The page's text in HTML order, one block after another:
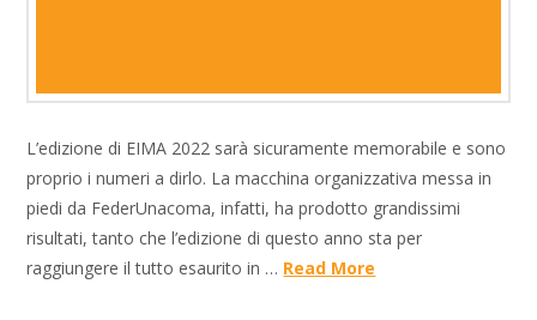
L’edizione di EIMA 2022 sarà sicuramente memorabile e sono
proprio i numeri a dirlo. La macchina organizzativa messa in
piedi da FederUnacoma, infatti, ha prodotto grandissimi
risultati, tanto che l’edizione di questo anno sta per
raggiungere il tutto esaurito in … Read More